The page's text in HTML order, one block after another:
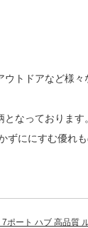
トドアなど様々
なっております。
ににすむ優れも
ポート ハブ 高品質